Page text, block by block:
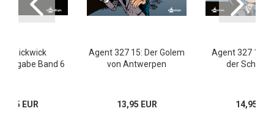
Pickwick
Band 6
EUR
Agent 327 15: Der Golem
von Antwerpen
13,95 EUR
Agent 327 13:
der
14,95